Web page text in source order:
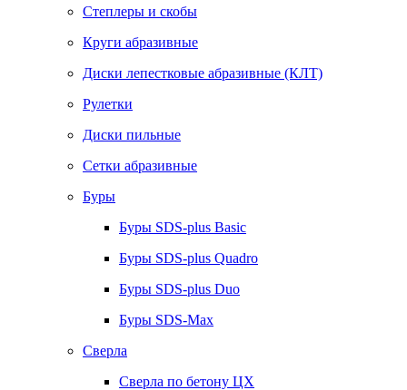
Степлеры и скобы
Круги абразивные
Диски лепестковые абразивные (КЛТ)
Рулетки
Диски пильные
Сетки абразивные
Буры
Буры SDS-plus Basic
Буры SDS-plus Quadro
Буры SDS-plus Duo
Буры SDS-Max
Сверла
Сверла по бетону ЦХ